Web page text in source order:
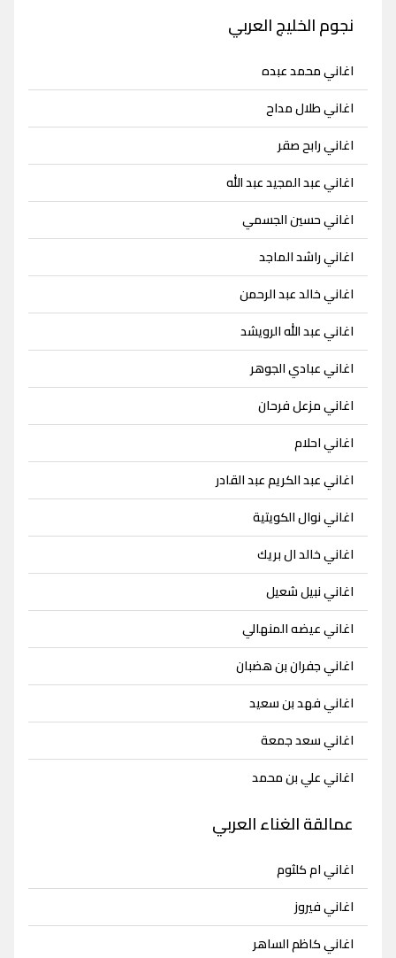
نجوم الخليج العربي
اغاني محمد عبده
اغاني طلال مداح
اغاني رابح صقر
اغاني عبد المجيد عبد الله
اغاني حسين الجسمي
اغاني راشد الماجد
اغاني خالد عبد الرحمن
اغاني عبد الله الرويشد
اغاني عبادي الجوهر
اغاني مزعل فرحان
اغاني احلام
اغاني عبد الكريم عبد القادر
اغاني نوال الكويتية
اغاني خالد ال بريك
اغاني نبيل شعيل
اغاني عيضه المنهالي
اغاني جفران بن هضبان
اغاني فهد بن سعيد
اغاني سعد جمعة
اغاني علي بن محمد
عمالقة الغناء العربي
اغاني ام كلثوم
اغاني فيروز
اغاني كاظم الساهر